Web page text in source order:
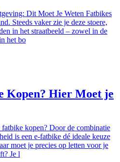
Dit Moet Je Weten Fatbikes
Steeds vaker zie je deze stoere,
in het straatbeeld – zowel in de
het bo
Kopen? Hier Moet je
kopen? Door de combinatie
is een e-fatbike dé ideale keuze
moet je precies op letten voor je
Je l